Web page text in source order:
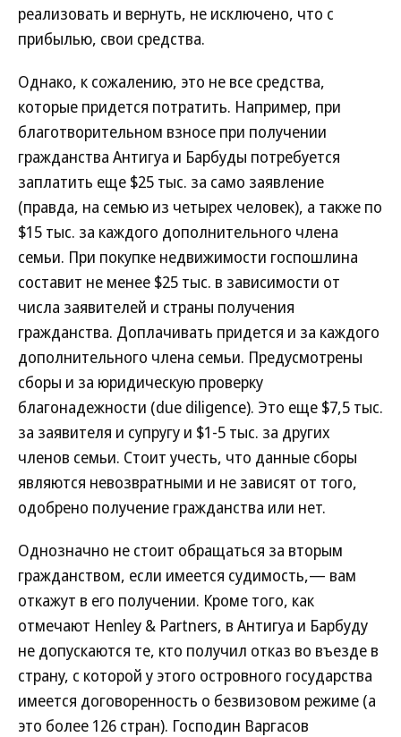
реализовать и вернуть, не исключено, что с
прибылью, свои средства.
Однако, к сожалению, это не все средства,
которые придется потратить. Например, при
благотворительном взносе при получении
гражданства Антигуа и Барбуды потребуется
заплатить еще $25 тыс. за само заявление
(правда, на семью из четырех человек), а также по
$15 тыс. за каждого дополнительного члена
семьи. При покупке недвижимости госпошлина
составит не менее $25 тыс. в зависимости от
числа заявителей и страны получения
гражданства. Доплачивать придется и за каждого
дополнительного члена семьи. Предусмотрены
сборы и за юридическую проверку
благонадежности (due diligence). Это еще $7,5 тыс.
за заявителя и супругу и $1-5 тыс. за других
членов семьи. Стоит учесть, что данные сборы
являются невозвратными и не зависят от того,
одобрено получение гражданства или нет.
Однозначно не стоит обращаться за вторым
гражданством, если имеется судимость,— вам
откажут в его получении. Кроме того, как
отмечают Henley & Partners, в Антигуа и Барбуду
не допускаются те, кто получил отказ во въезде в
страну, с которой у этого островного государства
имеется договоренность о безвизовом режиме (а
это более 126 стран). Господин Варгасов